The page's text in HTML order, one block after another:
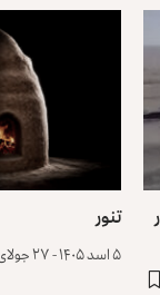
تنور
۵ اسد ۱۴۰۵ - ۲۷ جولای ۲۰۲۶